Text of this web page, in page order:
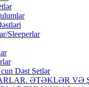
Sleeperlar
Dəst Setlər
ƏTƏKLƏR VƏ